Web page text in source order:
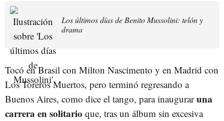
Los últimos días de Benito Mussolini: telón y
drama
Tocó en Brasil con Milton Nascimento y en Madrid con
Los Toreros Muertos, pero terminó regresando a
Buenos Aires, como dice el tango, para inauguraruna
carrera en solitario que, tras un álbum sin excesiva